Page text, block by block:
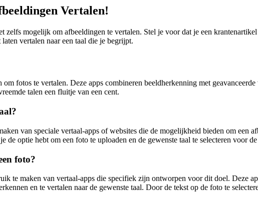
Vertalen!
zelfs mogelijk om afbeeldingen te vertalen. Stel je voor dat je een
vertalen naar een taal die je begrijpt.
fotos te vertalen. Deze apps combineren beeldherkenning met
talen een fluitje van een cent.
van speciale vertaal-apps of websites die de mogelijkheid bieden om een
optie hebt om een foto te uploaden en de gewenste taal te selecteren voor
foto?
te maken van vertaal-apps die specifiek zijn ontworpen voor dit doel. Deze
en te vertalen naar de gewenste taal. Door de tekst op de foto te